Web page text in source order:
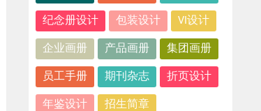
纪念册设计 包装设计 VI设计
企业画册 产品画册 集团画册
员工手册 期刊杂志 折页设计
年鉴设计 招生简章